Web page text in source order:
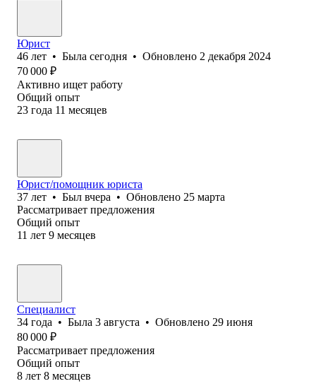
Юрист
46 лет • Была сегодня • Обновлено 2 декабря 2024
70 000 ₽
Активно ищет работу
Общий опыт
23 года 11 месяцев
Юрист/помощник юриста
37 лет • Был вчера • Обновлено 25 марта
Рассматривает предложения
Общий опыт
11 лет 9 месяцев
Специалист
34 года • Была 3 августа • Обновлено 29 июня
80 000 ₽
Рассматривает предложения
Общий опыт
8 лет 8 месяцев